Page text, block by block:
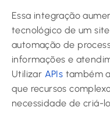
Essa integração
tecnológico de um
automação de
informações e
Utilizar APIs também
que recursos
necessidade de criá-